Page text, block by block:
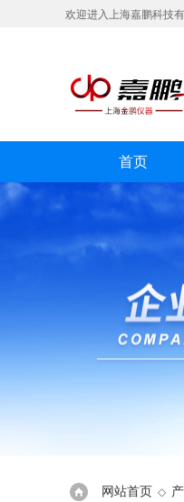
欢迎进入上海嘉鹏科技
首页
网站首页 ◇